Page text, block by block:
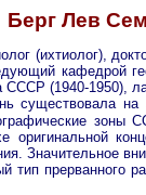
Берг Лев
(ихтиолог),
кафедрой
(1940-1950),
существовала на
Значительное
прерванного